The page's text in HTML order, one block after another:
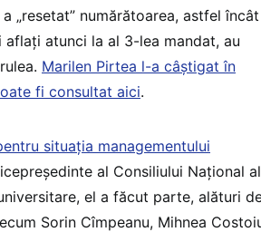
„resetat” numărătoarea, astfel încât
atunci la al 3-lea mandat, au
Marilen Pirtea l-a câștigat în
fi consultat aici.
situația managementului
al Consiliului Național al
el a făcut parte, alături
Sorin Cîmpeanu, Mihnea